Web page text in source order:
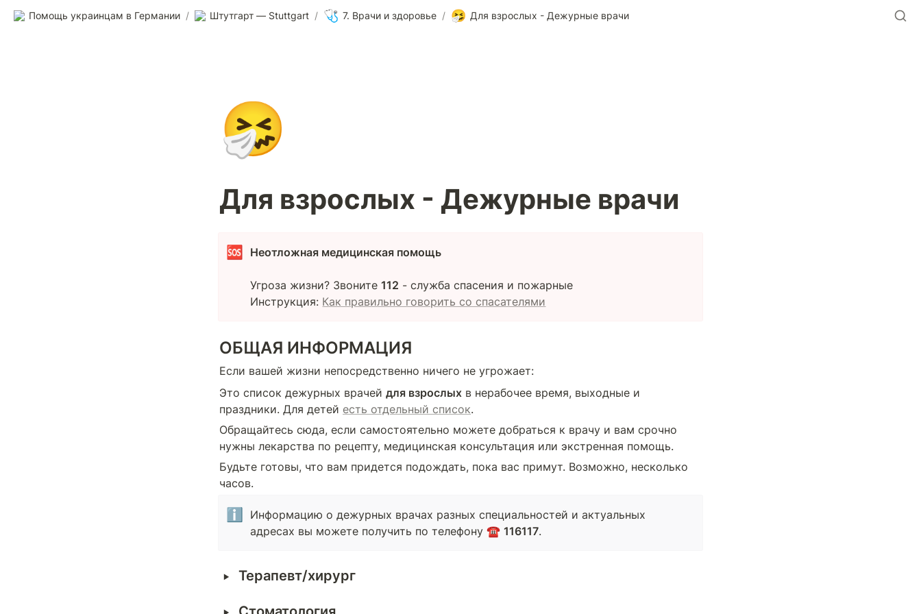
Помощь украинцам в Германии / Штутгарт — Stuttgart / 🩺 7. Врачи и здоровье / 🤧 Для взрослых - Дежурные врачи
🤧
Для взрослых - Дежурные врачи
🆘 Неотложная медицинская помощь
Угроза жизни? Звоните 112 - служба спасения и пожарные
Инструкция: Как правильно говорить со спасателями
ОБЩАЯ ИНФОРМАЦИЯ
Если вашей жизни непосредственно ничего не угрожает:
Это список дежурных врачей для взрослых в нерабочее время, выходные и
праздники. Для детей есть отдельный список.
Обращайтесь сюда, если самостоятельно можете добраться к врачу и вам срочно
нужны лекарства по рецепту, медицинская консультация или экстренная помощь.
Будьте готовы, что вам придется подождать, пока вас примут. Возможно, несколько
часов.
ℹ️
Информацию о дежурных врачах разных специальностей и актуальных
адресах вы можете получить по телефону ☎️ 116117.
‣ Терапевт/хирург